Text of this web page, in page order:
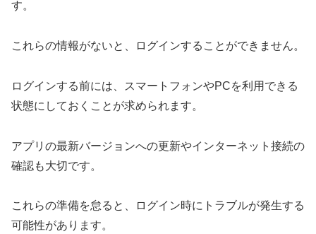
す。
これらの情報がないと、ログインすることができません。
ログインする前には、スマートフォンやPCを利用できる
状態にしておくことが求められます。
アプリの最新バージョンへの更新やインターネット接続の
確認も大切です。
これらの準備を怠ると、ログイン時にトラブルが発生する
可能性があります。